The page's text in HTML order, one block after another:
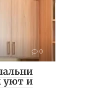
0
уют и